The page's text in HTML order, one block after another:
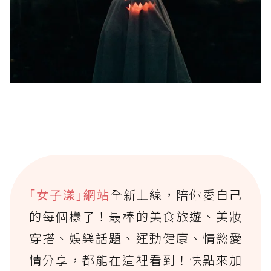
｢女子漾｣網站全新上線，陪你愛自己
的每個樣子！最棒的美食旅遊、美妝
穿搭、娛樂話題、運動健康、情慾愛
情分享，都能在這裡看到！快點來加